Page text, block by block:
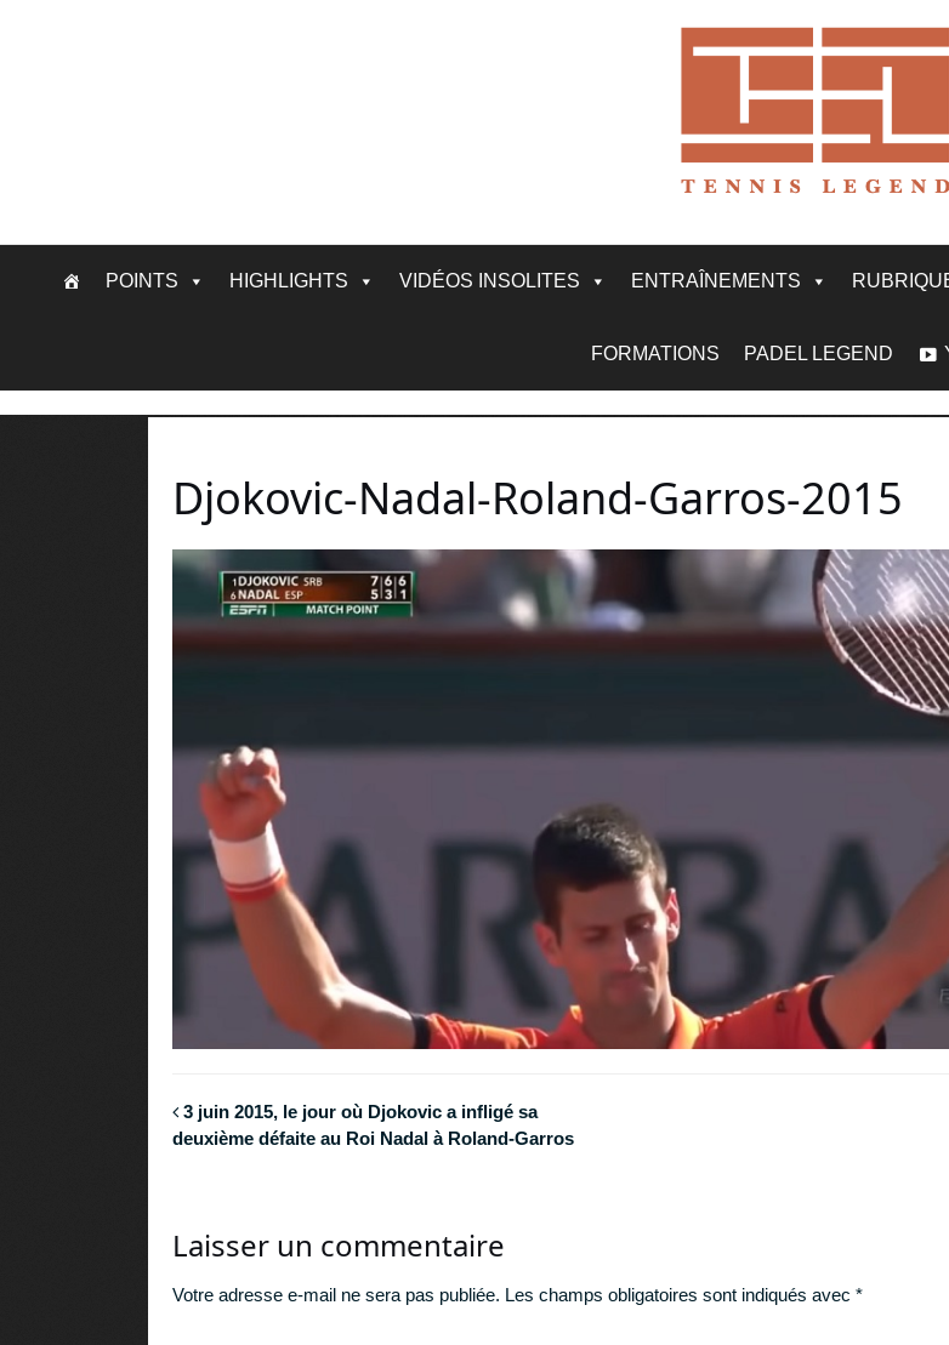
POINTS HIGHLIGHTS VIDÉOS INSOLITES ENTRAÎNEMENTS
FORMATIONS PADEL LEGEND
Djokovic-Nadal-Roland-Garros-2015
3 juin 2015, le jour où Djokovic a infligé sa
deuxième défaite au Roi Nadal à Roland-Garros
Laisser un commentaire
Votre adresse e-mail ne sera pas publiée. Les champs obligatoires sont indiqués avec *